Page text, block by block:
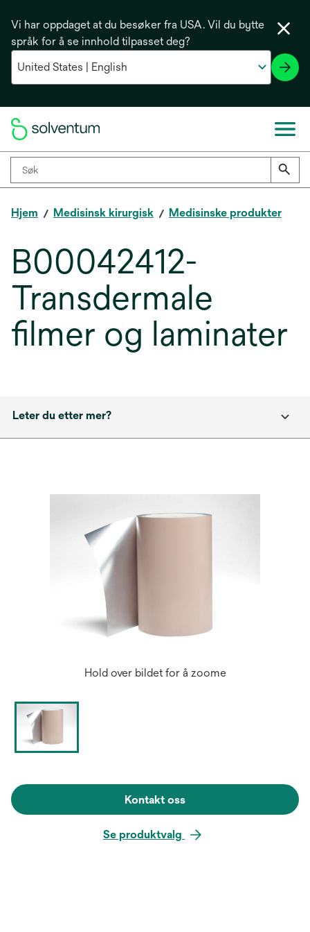
Vi har oppdaget at du besøker fra USA. Vil du bytte
språk for å se innhold tilpasset deg?
Hjem Medisinsk kirurgisk Medisinske produkter
B00042412-
Transdermale
filmer og laminater
Leter du etter mer?
Hold over bildet for å zoome
Kontakt oss
Se produktvalg